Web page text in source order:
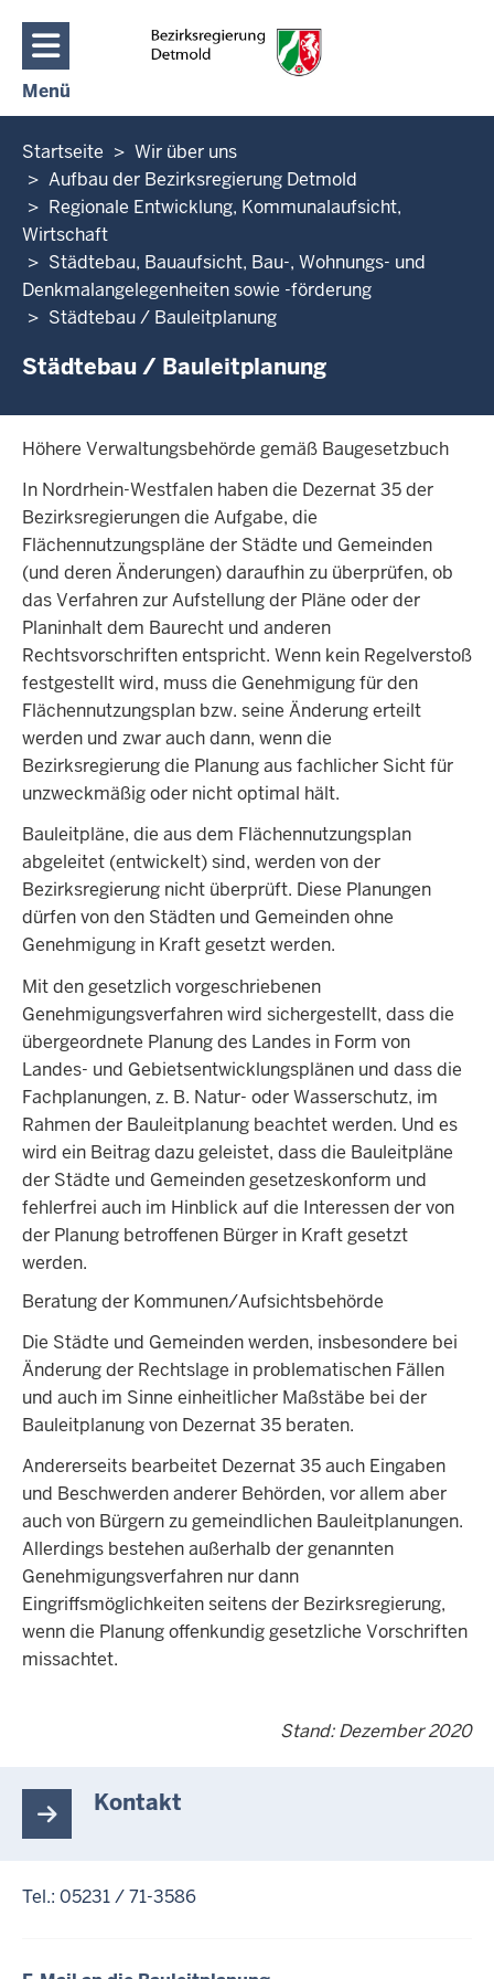
Direkt zum Inhalt
Menü
Sie
befinden
sich
hier
Startseite
Wir über uns
Aufbau der Bezirksregierung Detmold
Regionale Entwicklung, Kommunalaufsicht,
Wirtschaft
Städtebau, Bauaufsicht, Bau-, Wohnungs- und
Denkmal­angelegenheiten sowie -förderung
Städtebau / Bauleitplanung
Städtebau / Bauleitplanung
Höhere Verwaltungsbehörde gemäß Baugesetzbuch
In Nordrhein-Westfalen haben die Dezernat 35 der
Bezirksregierungen die Aufgabe, die
Flächennutzungspläne der Städte und Gemeinden
(und deren Änderungen) daraufhin zu überprüfen, ob
das Verfahren zur Aufstellung der Pläne oder der
Planinhalt dem Baurecht und anderen
Rechtsvorschriften entspricht. Wenn kein Regelverstoß
festgestellt wird, muss die Genehmigung für den
Flächennutzungsplan bzw. seine Änderung erteilt
werden und zwar auch dann, wenn die
Bezirksregierung die Planung aus fachlicher Sicht für
unzweckmäßig oder nicht optimal hält.
Bauleitpläne, die aus dem Flächennutzungsplan
abgeleitet (entwickelt) sind, werden von der
Bezirksregierung nicht überprüft. Diese Planungen
dürfen von den Städten und Gemeinden ohne
Genehmigung in Kraft gesetzt werden.
Mit den gesetzlich vorgeschriebenen
Genehmigungsverfahren wird sichergestellt, dass die
übergeordnete Planung des Landes in Form von
Landes- und Gebietsentwicklungsplänen und dass die
Fachplanungen, z. B. Natur- oder Wasserschutz, im
Rahmen der Bauleitplanung beachtet werden. Und es
wird ein Beitrag dazu geleistet, dass die Bauleitpläne
der Städte und Gemeinden gesetzeskonform und
fehlerfrei auch im Hinblick auf die Interessen der von
der Planung betroffenen Bürger in Kraft gesetzt
werden.
Beratung der Kommunen/Aufsichtsbehörde
Die Städte und Gemeinden werden, insbesondere bei
Änderung der Rechtslage in problematischen Fällen
und auch im Sinne einheitlicher Maßstäbe bei der
Bauleitplanung von Dezernat 35 beraten.
Andererseits bearbeitet Dezernat 35 auch Eingaben
und Beschwerden anderer Behörden, vor allem aber
auch von Bürgern zu gemeindlichen Bauleitplanungen.
Allerdings bestehen außerhalb der genannten
Genehmigungsverfahren nur dann
Eingriffsmöglichkeiten seitens der Bezirksregierung,
wenn die Planung offenkundig gesetzliche Vorschriften
missachtet.
Stand: Dezember 2020
Kontakt
Tel.: 05231 / 71-3586